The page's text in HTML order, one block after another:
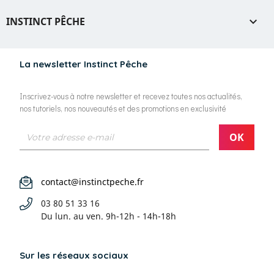
La newsletter Instinct Pêche
Inscrivez-vous à notre newsletter et recevez toutes nos actualités,
nos tutoriels, nos nouveautés et des promotions en exclusivité
contact@instinctpeche.fr
03 80 51 33 16
Du lun. au ven. 9h-12h - 14h-18h
Sur les réseaux sociaux
INSTINCT PÊCHE 